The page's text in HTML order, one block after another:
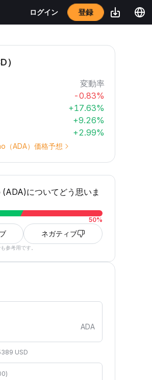
ログイン 登録
）
変動率
-0.83%
+17.63%
+9.26%
+2.99%
（ADA）価格予想
についてどう思いま
50%
ネガティブ
参考用です。
ADA
USD